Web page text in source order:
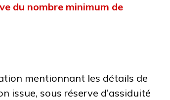
du nombre minimum de
mentionnant les détails de
issue, sous réserve d’assiduité